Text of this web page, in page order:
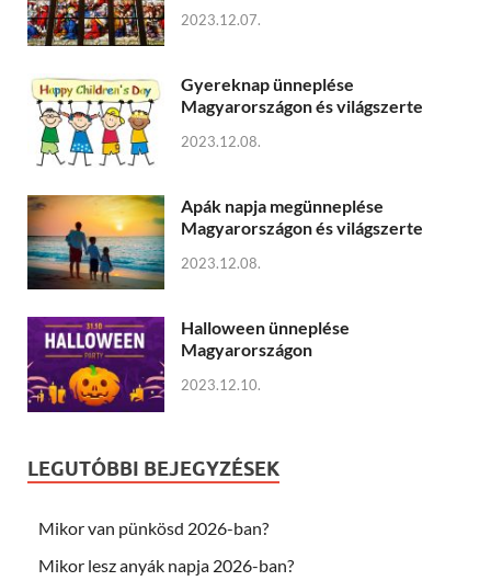
2023.12.07.
Gyereknap ünneplése
Magyarországon és világszerte
2023.12.08.
Apák napja megünneplése
Magyarországon és világszerte
2023.12.08.
Halloween ünneplése
Magyarországon
2023.12.10.
LEGUTÓBBI BEJEGYZÉSEK
Mikor van pünkösd 2026-ban?
Mikor lesz anyák napja 2026-ban?